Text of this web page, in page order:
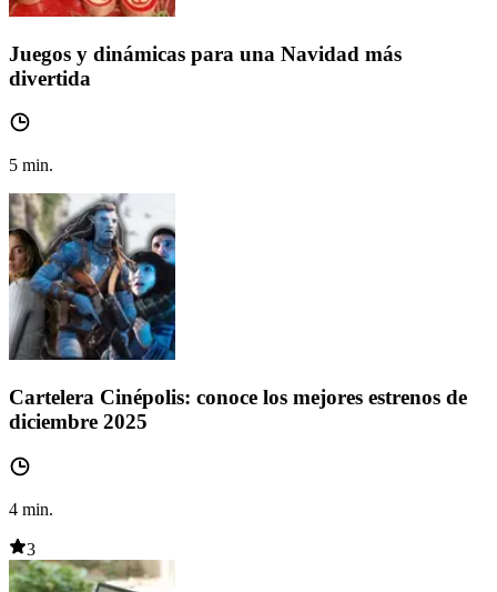
Juegos y dinámicas para una Navidad más
divertida
5 min.
Cartelera Cinépolis: conoce los mejores estrenos de
diciembre 2025
4 min.
3